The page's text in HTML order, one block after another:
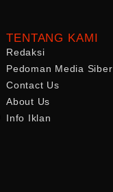
TENTANG KAMI
Redaksi
Pedoman Media Siber
Contact Us
About Us
Info Iklan